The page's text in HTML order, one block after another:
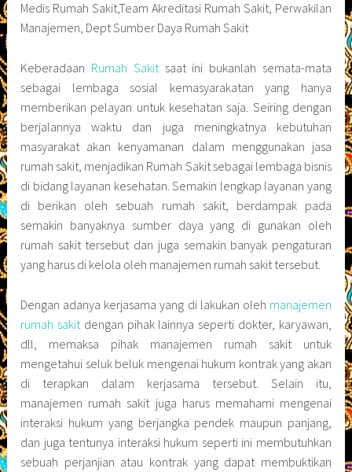
Medis Rumah Sakit,Team Akreditasi Rumah Sakit, Perwakilan
Manajemen, Dept Sumber Daya Rumah Sakit
Keberadaan Rumah Sakitsaat ini bukanlah semata-mata
sebagai lembaga sosial kemasyarakatan yang hanya
memberikan pelayan untuk kesehatan saja. Seiring dengan
berjalannya waktu dan juga meningkatnya kebutuhan
masyarakat akan kenyamanan dalam menggunakan jasa
rumah sakit, menjadikan Rumah Sakit sebagai lembaga bisnis
di bidang layanan kesehatan. Semakin lengkap layanan yang
di berikan oleh sebuah rumah sakit, berdampak pada
semakin banyaknya sumber daya yang di gunakan oleh
rumah sakit tersebut dan juga semakin banyak pengaturan
yang harus di kelola oleh manajemen rumah sakit tersebut.
Dengan adanya kerjasama yang di lakukan oleh manajemen
rumah sakitdengan pihak lainnya seperti dokter, karyawan,
dll, memaksa pihak manajemen rumah sakit untuk
mengetahui seluk beluk mengenai hukum kontrak yang akan
di terapkan dalam kerjasama tersebut. Selain itu,
manajemen rumah sakit juga harus memahami mengenai
interaksi hukum yang berjangka pendek maupun panjang,
dan juga tentunya interaksi hukum seperti ini membutuhkan
sebuah perjanjian atau kontrak yang dapat membuktikan